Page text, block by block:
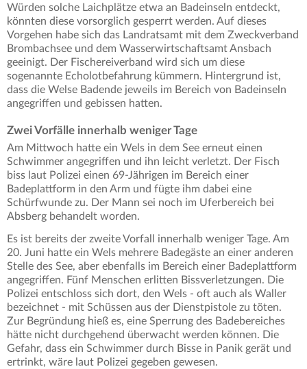
Würden solche Laichplätze etwa an Badeinseln entdeckt,
könnten diese vorsorglich gesperrt werden. Auf dieses
Vorgehen habe sich das Landratsamt mit dem Zweckverband
Brombachsee und dem Wasserwirtschaftsamt Ansbach
geeinigt. Der Fischereiverband wird sich um diese
sogenannte Echolotbefahrung kümmern. Hintergrund ist,
dass die Welse Badende jeweils im Bereich von Badeinseln
angegriffen und gebissen hatten.
Zwei Vorfälle innerhalb weniger Tage
Am Mittwoch hatte ein Wels in dem See erneut einen
Schwimmer angegriffen und ihn leicht verletzt. Der Fisch
biss laut Polizei einen 69-Jährigen im Bereich einer
Badeplattform in den Arm und fügte ihm dabei eine
Schürfwunde zu. Der Mann sei noch im Uferbereich bei
Absberg behandelt worden.
Es ist bereits der zweite Vorfall innerhalb weniger Tage. Am
20. Juni hatte ein Wels mehrere Badegäste an einer anderen
Stelle des See, aber ebenfalls im Bereich einer Badeplattform
angegriffen. Fünf Menschen erlitten Bissverletzungen. Die
Polizei entschloss sich dort, den Wels - oft auch als Waller
bezeichnet - mit Schüssen aus der Dienstpistole zu töten.
Zur Begründung hieß es, eine Sperrung des Badebereiches
hätte nicht durchgehend überwacht werden können. Die
Gefahr, dass ein Schwimmer durch Bisse in Panik gerät und
ertrinkt, wäre laut Polizei gegeben gewesen.